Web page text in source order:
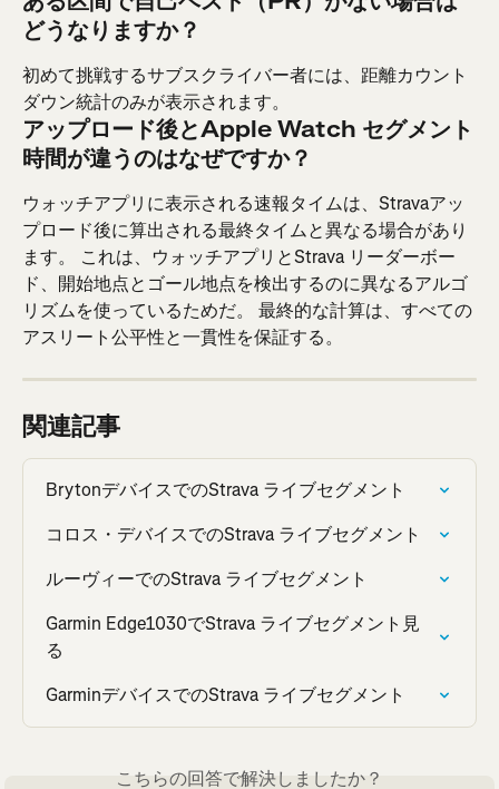
どうなりますか？
初めて挑戦するサブスクライバー者には、距離カウント
ダウン統計のみが表示されます。
アップロード後とApple Watch セグメント
時間が違うのはなぜですか？
ウォッチアプリに表示される速報タイムは、Stravaアッ
プロード後に算出される最終タイムと異なる場合があり
ます。 これは、ウォッチアプリとStrava リーダーボー
ド、開始地点とゴール地点を検出するのに異なるアルゴ
リズムを使っているためだ。 最終的な計算は、すべての
アスリート公平性と一貫性を保証する。
関連記事
BrytonデバイスでのStrava ライブセグメント
コロス・デバイスでのStrava ライブセグメント
ルーヴィーでのStrava ライブセグメント
Garmin Edge1030でStrava ライブセグメント見
る
GarminデバイスでのStrava ライブセグメント
こちらの回答で解決しましたか？